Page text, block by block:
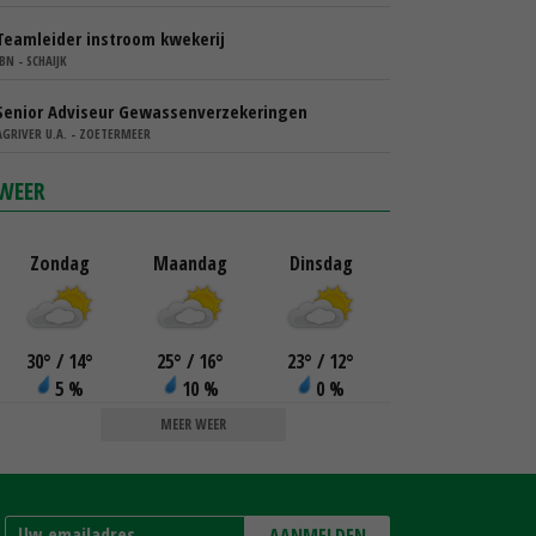
instroom kwekerij
- SCHAIJK
Adviseur Gewassenverzekeringen
U.A. - ZOETERMEER
Zondag
30° / 14°
5 %
Maandag
25° / 16°
10 %
Dinsdag
23° / 12°
0 %
MEER WEER